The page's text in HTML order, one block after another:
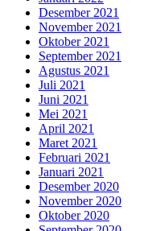
Desember 2021
November 2021
Oktober 2021
September 2021
Agustus 2021
Juli 2021
Juni 2021
Mei 2021
April 2021
Maret 2021
Februari 2021
Januari 2021
Desember 2020
November 2020
Oktober 2020